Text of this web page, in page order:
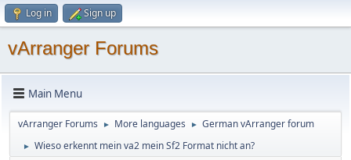
Log in Sign up
vArranger Forums
Main Menu
vArranger Forums ► More languages ► German vArranger forum
► Wieso erkennt mein va2 mein Sf2 Format nicht an?